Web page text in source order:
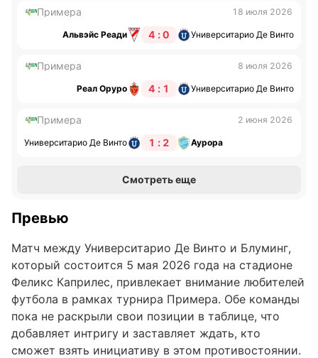
Примера 18 июля 2026
Альвэйс Реади 4 : 0 Университарио Де Винто
Примера 8 июля 2026
Реал Оруро 4 : 1 Университарио Де Винто
Примера 2 июня 2026
Университарио Де Винто 1 : 2 Аурора
Смотреть еще
Превью
Матч между Университарио Де Винто и Блуминг,
который состоится 5 мая 2026 года на стадионе
Феликс Каприлес, привлекает внимание любителей
футбола в рамках турнира Примера. Обе команды
пока не раскрыли свои позиции в таблице, что
добавляет интригу и заставляет ждать, кто
сможет взять инициативу в этом противостоянии.